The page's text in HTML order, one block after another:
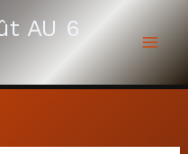
AU 6